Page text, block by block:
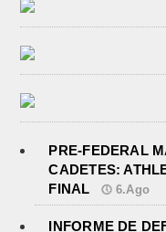
PRE-FEDERAL
CADETES:
FINAL
6.Ago
INFORME DE